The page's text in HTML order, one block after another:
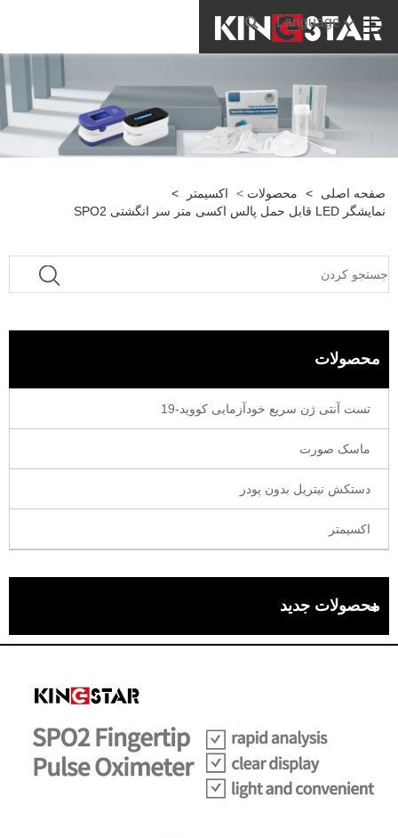
Language
صفحه اصلی > محصولات > اکسیمتر
>
نمایشگر LED قابل حمل پالس اکسی متر سر انگشتی SPO2
محصولات
تست آنتی ژن سریع خودآزمایی کووید-19
ماسک صورت
دستکش نیتریل بدون پودر
اکسیمتر
محصولات جدید